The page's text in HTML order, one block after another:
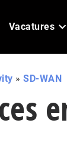
Vacatures
» SD-WAN